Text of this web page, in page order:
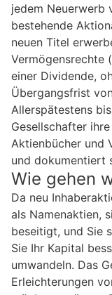
jedem Neuerwerb
bestehende
neuen Titel
Vermögensrechte
einer Dividende,
Übergangsfrist
Allerspätestens
Gesellschafter
Aktienbücher und
und dokumentiert
Wie gehen
Da neu
als Namenaktien,
beseitigt, und Sie
Sie Ihr Kapital
umwandeln. Das
Erleichterungen